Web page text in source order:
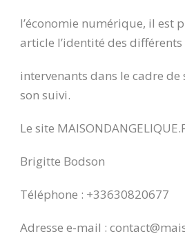
l’économie numérique, il est
article l’identité des différents
intervenants dans le cadre
son suivi.
Le site
Brigitte Bodson
Téléphone : +33630820677
Adresse e-mail :